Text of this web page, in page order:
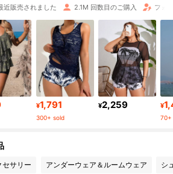
フォロワー
フォロワー
フォロワー
フォロワー
近販売されました 2.1M 回数目のご購入 フォ
¥1,791
300+ sold
¥2,259 ¥
70+
セサリー アンダーウェア＆ルームウェア シ